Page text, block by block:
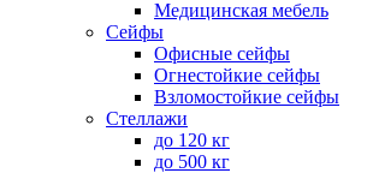
Медицинская мебель
Сейфы
Офисные сейфы
Огнестойкие сейфы
Взломостойкие сейфы
Стеллажи
до 120 кг
до 500 кг